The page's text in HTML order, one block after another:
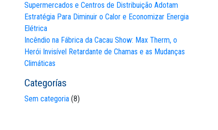
Supermercados e Centros de Distribuição Adotam
Estratégia Para Diminuir o Calor e Economizar Energia
Elétrica
Incêndio na Fábrica da Cacau Show: Max Therm, o
Herói Invisível Retardante de Chamas e as Mudanças
Climáticas
Categorías
Sem categoria (8)